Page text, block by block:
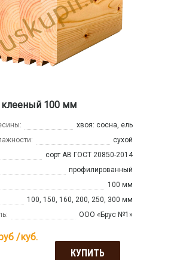
100 мм
хвоя: сосна, ель
сухой
сорт АВ ГОСТ 20850-2014
профилированный
100 мм
100, 150, 160, 200, 250, 300 мм
ООО «Брус №1»
/куб.
КУПИТЬ